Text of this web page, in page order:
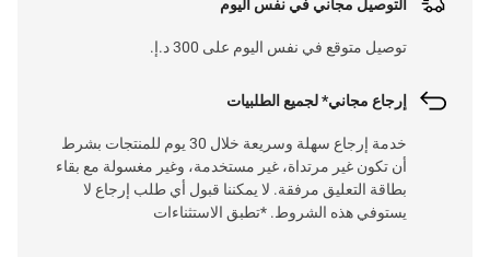
التوصيل مجاني في نفس اليوم
توصيل متوقع في نفس اليوم على 300 د.إ.
إرجاع مجاني* لجميع الطلبيات
خدمة إرجاع سهلة وسريعة خلال 30 يوم للمنتجات بشرط
أن تكون غير مرتداة، غير مستخدمة، وغير مغسولة مع بقاء
بطاقة التعليق مرفقة. لا يمكننا قبول أي طلب إرجاع لا
يستوفي هذه الشروط. *تطبق الاستثناءات